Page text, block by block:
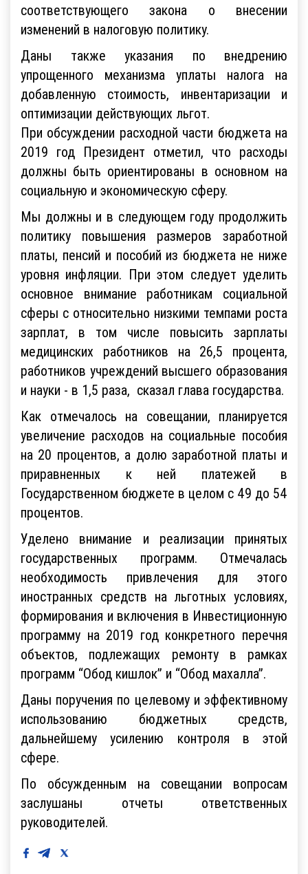
соответствующего закона о внесении
изменений в налоговую политику.
Даны также указания по внедрению
упрощенного механизма уплаты налога на
добавленную стоимость, инвентаризации и
оптимизации действующих льгот.
При обсуждении расходной части бюджета на
2019 год Президент отметил, что расходы
должны быть ориентированы в основном на
социальную и экономическую сферу.
Мы должны и в следующем году продолжить
политику повышения размеров заработной
платы, пенсий и пособий из бюджета не ниже
уровня инфляции. При этом следует уделить
основное внимание работникам социальной
сферы с относительно низкими темпами роста
зарплат, в том числе повысить зарплаты
медицинских работников на 26,5 процента,
работников учреждений высшего образования
и науки - в 1,5 раза, сказал глава государства.
Как отмечалось на совещании, планируется
увеличение расходов на социальные пособия
на 20 процентов, а долю заработной платы и
приравненных к ней платежей в
Государственном бюджете в целом с 49 до 54
процентов.
Уделено внимание и реализации принятых
государственных программ. Отмечалась
необходимость привлечения для этого
иностранных средств на льготных условиях,
формирования и включения в Инвестиционную
программу на 2019 год конкретного перечня
объектов, подлежащих ремонту в рамках
программ “Обод кишлок” и “Обод махалла”.
Даны поручения по целевому и эффективному
использованию бюджетных средств,
дальнейшему усилению контроля в этой
сфере.
По обсужденным на совещании вопросам
заслушаны отчеты ответственных
руководителей.